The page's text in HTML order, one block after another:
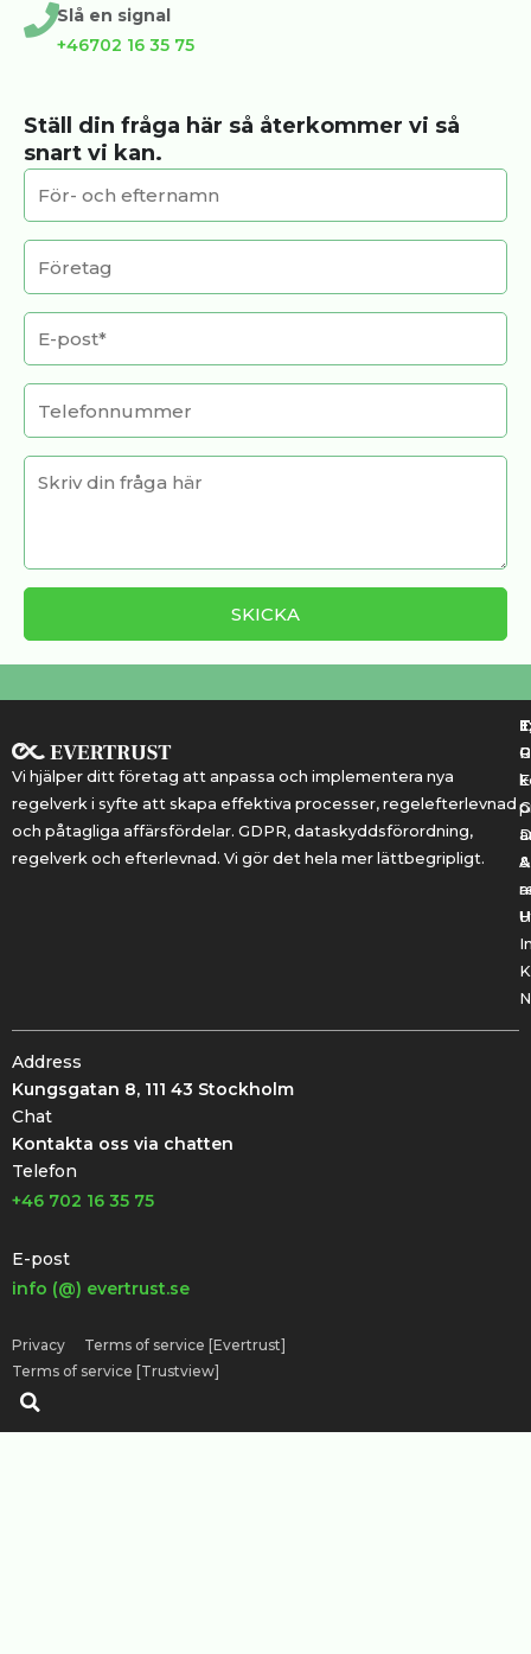
Slå en signal
+46702 16 35 75
Ställ din fråga här så återkommer vi så
snart vi kan.
Vi hjälper ditt företag att anpassa och implementera nya
regelverk i syfte att skapa effektiva processer, regelefterlevnad
och påtagliga affärsfördelar. GDPR, dataskyddsförordning,
regelverk och efterlevnad. Vi gör det hela mer lättbegripligt.
&
Address
Kungsgatan 8, 111 43 Stockholm
Chat
Kontakta oss via chatten
Telefon
+46 702 16 35 75
E-post
info (@) evertrust.se
Privacy
Terms of service [Evertrust]
Terms of service [Trustview]
Sök